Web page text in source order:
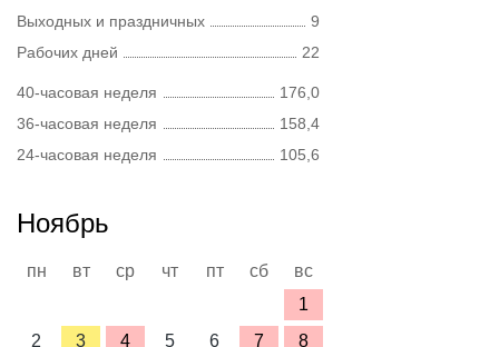
Выходных и праздничных
9
Рабочих дней
22
40-часовая неделя
176,0
36-часовая неделя
158,4
24-часовая неделя
105,6
Ноябрь
пн вт ср чт пт сб
вс
1
2
3 4 5 6 7 8